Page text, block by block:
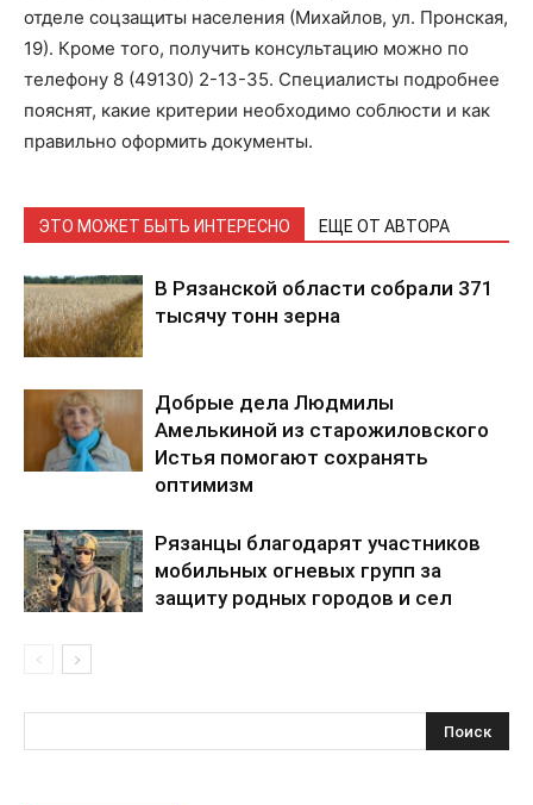
отделе соцзащиты населения (Михайлов, ул. Пронская,
19). Кроме того, получить консультацию можно по
телефону 8 (49130) 2-13-35. Специалисты подробнее
пояснят, какие критерии необходимо соблюсти и как
правильно оформить документы.
ЭТО МОЖЕТ БЫТЬ ИНТЕРЕСНО ЕЩЕ ОТ АВТОРА
В Рязанской области собрали 371
тысячу тонн зерна
Добрые дела Людмилы
Амелькиной из старожиловского
Истья помогают сохранять
оптимизм
Рязанцы благодарят участников
мобильных огневых групп за
защиту родных городов и сел